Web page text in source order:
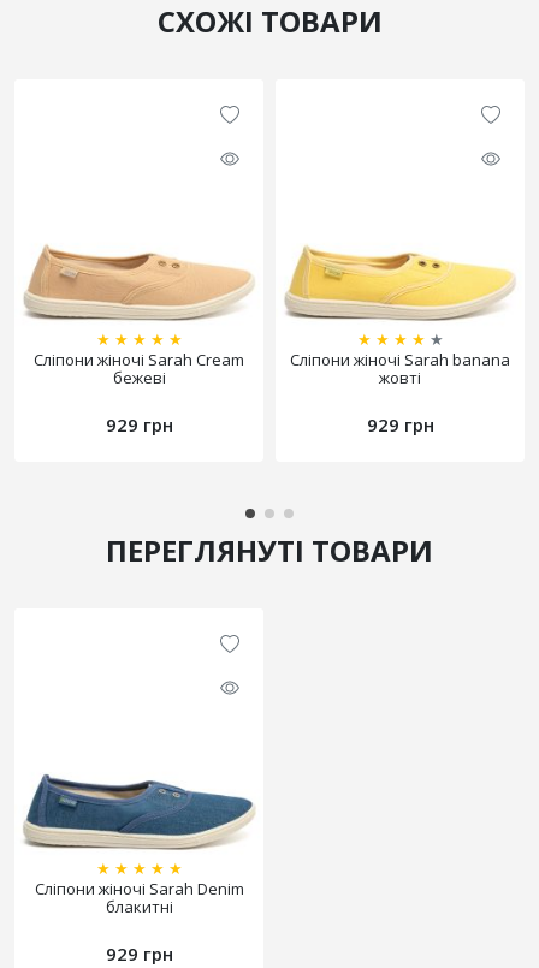
СХОЖІ ТОВАРИ
★ ★ ★ ★ ★
Сліпони жіночі Sarah Cream
бежеві
929 грн
★ ★ ★ ★ ★
Сліпони жіночі Sarah banana
жовті
929 грн
ПЕРЕГЛЯНУТІ ТОВАРИ
★ ★ ★ ★ ★
Сліпони жіночі Sarah Denim
блакитні
929 грн